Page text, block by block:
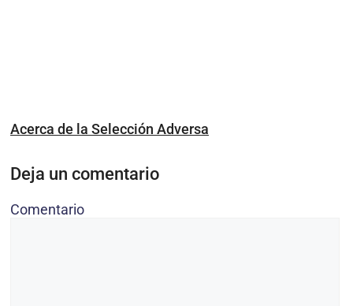
Acerca de la Selección Adversa
Deja un comentario
Comentario